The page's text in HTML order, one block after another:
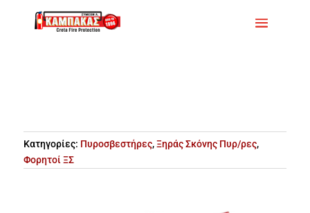
Κατηγορίες: Πυροσβεστήρες,Ξηράς Σκόνης Πυρ/ρες,
Φορητοί ΞΣ